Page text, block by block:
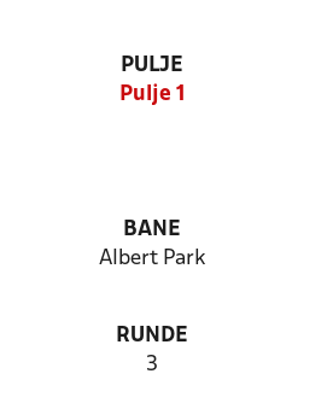
PULJE
Pulje 1
BANE
Albert Park
RUNDE
3